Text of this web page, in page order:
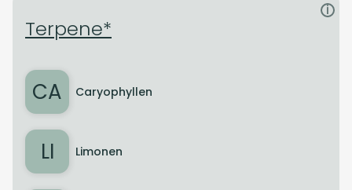
Terpene*
i
CA Caryophyllen
LI Limonen